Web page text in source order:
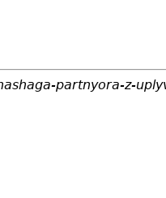
partnyora-z-